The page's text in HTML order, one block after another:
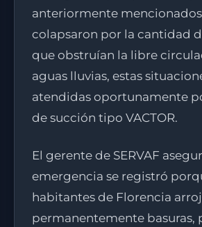
anteriormente mencionados
colapsaron por la cantidad
que obstruían la libre
aguas lluvias, estas
atendidas oportunamente
de succión tipo VACTOR.
El gerente de SERVAF
emergencia se registró
habitantes de Florencia
permanentemente basuras,